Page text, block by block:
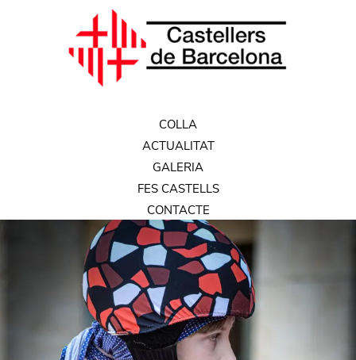
COLLA
ACTUALITAT
GALERIA
FES CASTELLS
CONTACTE